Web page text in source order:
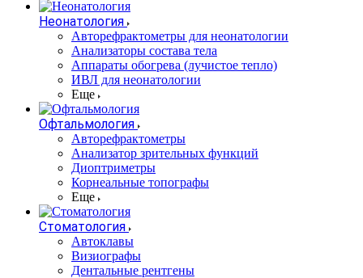
Неонатология
Авторефрактометры для неонатологии
Анализаторы состава тела
Аппараты обогрева (лучистое тепло)
ИВЛ для неонатологии
Еще
Офтальмология
Авторефрактометры
Анализатор зрительных функций
Диоптриметры
Корнеальные топографы
Еще
Стоматология
Автоклавы
Визиографы
Дентальные рентгены